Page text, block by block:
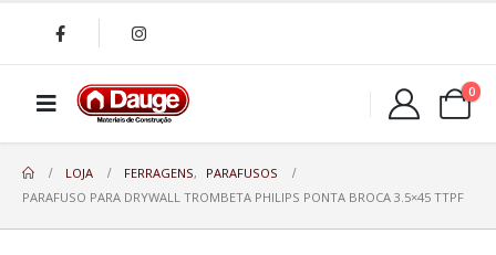
0
LOJA FERRAGENS,
PARAFUSOS
PARAFUSO PARA DRYWALL TROMBETA PHILIPS PONTA BROCA 3.5×45 TTPF